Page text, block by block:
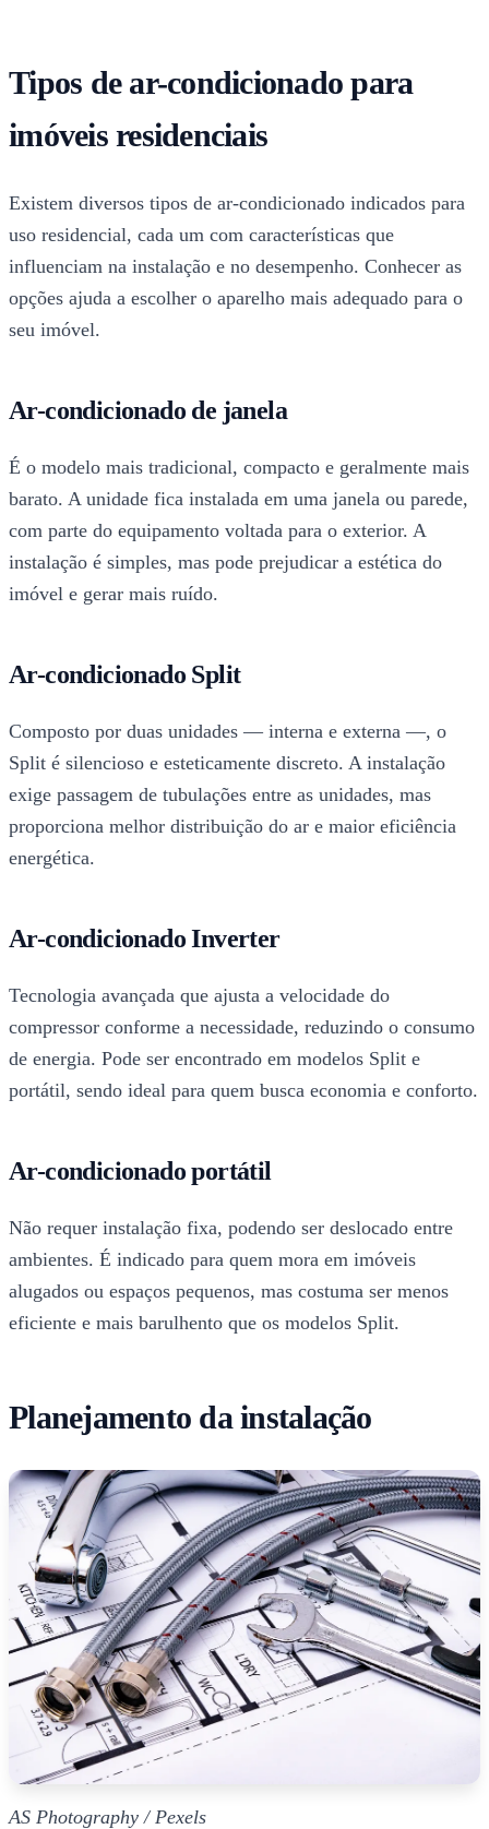
Tipos de ar-condicionado para
imóveis residenciais
Existem diversos tipos de ar-condicionado indicados para
uso residencial, cada um com características que
influenciam na instalação e no desempenho. Conhecer as
opções ajuda a escolher o aparelho mais adequado para o
seu imóvel.
Ar-condicionado de janela
É o modelo mais tradicional, compacto e geralmente mais
barato. A unidade fica instalada em uma janela ou parede,
com parte do equipamento voltada para o exterior. A
instalação é simples, mas pode prejudicar a estética do
imóvel e gerar mais ruído.
Ar-condicionado Split
Composto por duas unidades — interna e externa —, o
Split é silencioso e esteticamente discreto. A instalação
exige passagem de tubulações entre as unidades, mas
proporciona melhor distribuição do ar e maior eficiência
energética.
Ar-condicionado Inverter
Tecnologia avançada que ajusta a velocidade do
compressor conforme a necessidade, reduzindo o consumo
de energia. Pode ser encontrado em modelos Split e
portátil, sendo ideal para quem busca economia e conforto.
Ar-condicionado portátil
Não requer instalação fixa, podendo ser deslocado entre
ambientes. É indicado para quem mora em imóveis
alugados ou espaços pequenos, mas costuma ser menos
eficiente e mais barulhento que os modelos Split.
Planejamento da instalação
AS Photography / Pexels